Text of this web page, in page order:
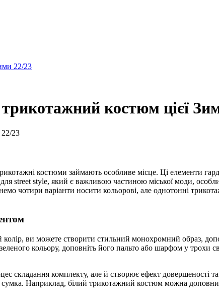
22/23
костюм цієї
костюми займають особливе місце. Ці елементи
street style, який є важливою частиною міської моди,
чотири варіанти носити кольорові, але однотонні
ви можете створити стильний монохромний образ,
кольору, доповніть його пальто або шарфом у трохи
складання комплекту, але й створює ефект довершеності
сумка. Наприклад, білий трикотажний костюм можна